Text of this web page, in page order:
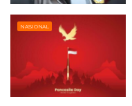
NASIONAL